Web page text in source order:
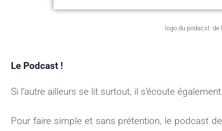
logo du podacst de
Le Podcast !
Si l’autre ailleurs se lit surtout, il s’écoute également.
Pour faire simple et sans prétention, le podcast